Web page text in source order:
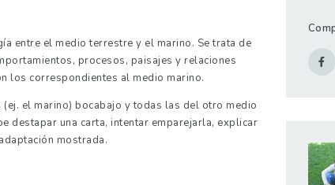
entre el medio terrestre y el marino. Se trata de
procesos, paisajes y relaciones
los correspondientes al medio marino.
el marino) bocabajo y todas las del otro medio
destapar una carta, intentar emparejarla, explicar
mostrada.